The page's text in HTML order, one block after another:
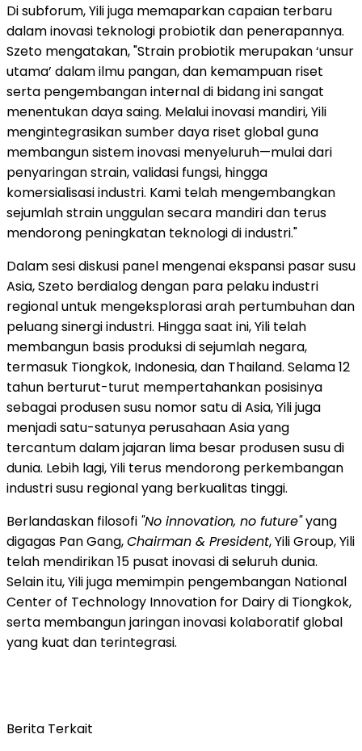
Di subforum, Yili juga memaparkan capaian terbaru
dalam inovasi teknologi probiotik dan penerapannya.
Szeto mengatakan, "Strain probiotik merupakan ‘unsur
utama’ dalam ilmu pangan, dan kemampuan riset
serta pengembangan internal di bidang ini sangat
menentukan daya saing. Melalui inovasi mandiri, Yili
mengintegrasikan sumber daya riset global guna
membangun sistem inovasi menyeluruh—mulai dari
penyaringan strain, validasi fungsi, hingga
komersialisasi industri. Kami telah mengembangkan
sejumlah strain unggulan secara mandiri dan terus
mendorong peningkatan teknologi di industri."
Dalam sesi diskusi panel mengenai ekspansi pasar susu
Asia, Szeto berdialog dengan para pelaku industri
regional untuk mengeksplorasi arah pertumbuhan dan
peluang sinergi industri. Hingga saat ini, Yili telah
membangun basis produksi di sejumlah negara,
termasuk Tiongkok, Indonesia, dan Thailand. Selama 12
tahun berturut-turut mempertahankan posisinya
sebagai produsen susu nomor satu di Asia, Yili juga
menjadi satu-satunya perusahaan Asia yang
tercantum dalam jajaran lima besar produsen susu di
dunia. Lebih lagi, Yili terus mendorong perkembangan
industri susu regional yang berkualitas tinggi.
Berlandaskan filosofi "No innovation, no future"yang
digagas Pan Gang,Chairman & President, Yili Group, Yili
telah mendirikan 15 pusat inovasi di seluruh dunia.
Selain itu, Yili juga memimpin pengembangan National
Center of Technology Innovation for Dairy di Tiongkok,
serta membangun jaringan inovasi kolaboratif global
yang kuat dan terintegrasi.
Berita Terkait